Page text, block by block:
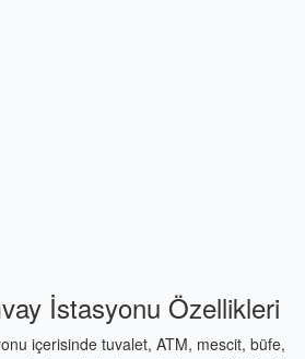
İstasyonu Özellikleri
içerisinde tuvalet, ATM, mescit, büfe,